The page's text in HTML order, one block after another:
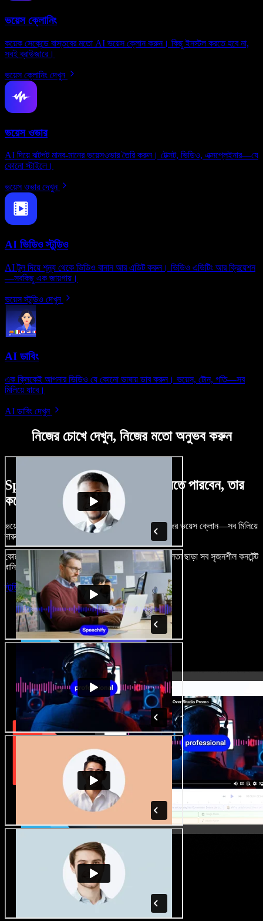
ভয়েস ক্লোনিং
কয়েক সেকেন্ডে বাস্তবের মতো AI ভয়েস ক্লোন করুন। কিছু ইনস্টল করতে হবে না,
সবই ব্রাউজারে।
ভয়েস ক্লোনিং দেখুন
ভয়েস ওভার
AI দিয়ে ঝটপট মানব-মানের ভয়েসওভার তৈরি করুন। টেক্সট, ভিডিও, এক্সপ্লেইনার—যে
কোনো স্টাইলে।
ভয়েস ওভার দেখুন
AI ভিডিও স্টুডিও
AI টুল দিয়ে শূন্য থেকে ভিডিও বানান আর এডিট করুন। ভিডিও এডিটিং আর ক্রিয়েশন
—সবকিছু এক জায়গায়।
ভয়েস স্টুডিও দেখুন
AI ডাবিং
এক ক্লিকেই আপনার ভিডিও যে কোনো ভাষায় ডাব করুন। ভয়েস, টোন, গতি—সব
মিলিয়ে যাবে।
AI ডাবিং দেখুন
নিজের চোখে দেখুন, নিজের মতো অনুভব করুন
Speechify Studio দিয়ে কী কী করতে পারবেন, তার
কয়েকটা উদাহরণ দেখুন
ভয়েসওভার, রয়্যালটি-ফ্রি ছবি, অডিও, ভিডিও যোগ, নিজের ভয়েস ক্লোন—সব মিলিয়ে
দারুণ মনে রাখার মতো অডিও-ভিডিও প্রজেক্ট বানান।
কোনো শেখার ঝামেলা নেই, শুধু ব্রাউজারে খুলুন—আর দুর্বলতা ছাড়া সব সৃজনশীল কনটেন্ট
বানিয়ে ফেলুন।
স্টুডিও চালু করুন